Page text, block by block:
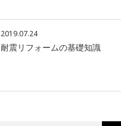
2019.07.24
耐震リフォームの基礎知識